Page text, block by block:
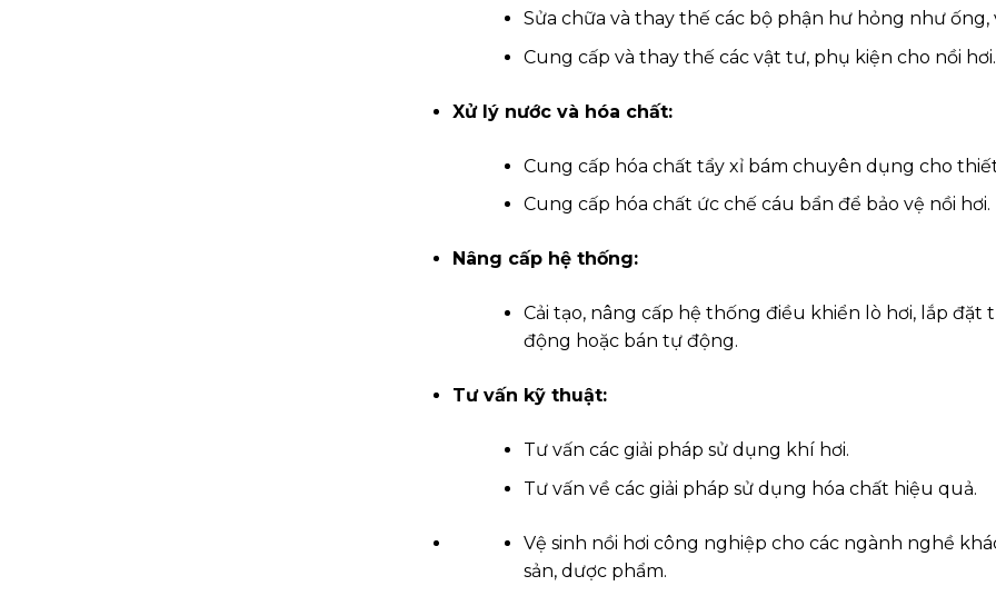
Sửa chữa và thay thế các bộ phận hư hỏng như
Cung cấp và thay thế các vật tư, phụ kiện cho nồi hơi.
Xử lý nước và hóa chất:
Cung cấp hóa chất tẩy xỉ bám chuyên dụng cho
Cung cấp hóa chất ức chế cáu bẩn để bảo vệ nồi hơi.
Nâng cấp hệ thống:
Cải tạo, nâng cấp hệ thống điều khiển lò hơi, lắp
động hoặc bán tự động.
Tư vấn kỹ thuật:
Tư vấn các giải pháp sử dụng khí hơi.
Tư vấn về các giải pháp sử dụng hóa chất hiệu quả.
Vệ sinh nồi hơi công nghiệp cho các ngành nghề
sản, dược phẩm.